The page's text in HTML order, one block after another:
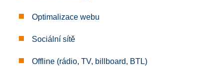
Optimalizace webu
Sociální sítě
Offline (rádio, TV, billboard, BTL)